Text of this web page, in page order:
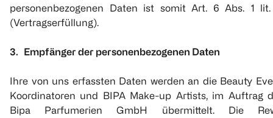
personenbezogenen Daten ist somit Art. 6 Abs. 1
(Vertragserfüllung).
3. Empfänger der personenbezogenen Daten
Ihre von uns erfassten Daten werden an die Beauty
Koordinatoren und BIPA Make-up Artists, im Auftrag
Bipa Parfumerien GmbH übermittelt. Die